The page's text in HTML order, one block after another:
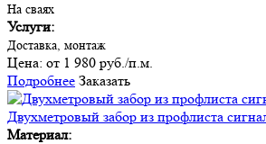
На сваях
Услуги:
Доставка, монтаж
Цена: от 1 980 руб./п.м.
Подробнее Заказать
Двухметровый забор из профлиста
Материал: